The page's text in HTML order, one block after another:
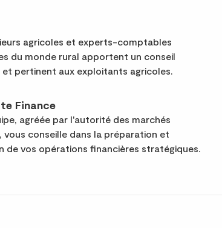
agricoles et experts-comptables
du monde rural apportent un conseil
pertinent aux exploitants agricoles.
Finance
agréée par l'autorité des marchés
vous conseille dans la préparation et
de vos opérations financières stratégiques.